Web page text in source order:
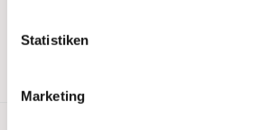
Statistiken
Marketing